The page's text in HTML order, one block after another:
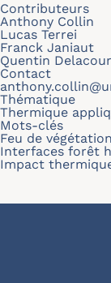
Contributeurs
Anthony Collin
Lucas Terrei
Franck Janiaut
Quentin Delacour
Contact
Thématique
Thermique
Mots-clés
Feu de végétation
Interfaces forêt
Impact